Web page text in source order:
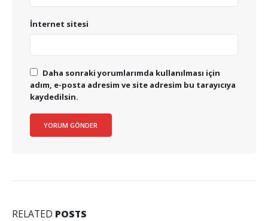
İnternet sitesi
Daha sonraki yorumlarımda kullanılması için
adım, e-posta adresim ve site adresim bu tarayıcıya
kaydedilsin.
RELATED POSTS